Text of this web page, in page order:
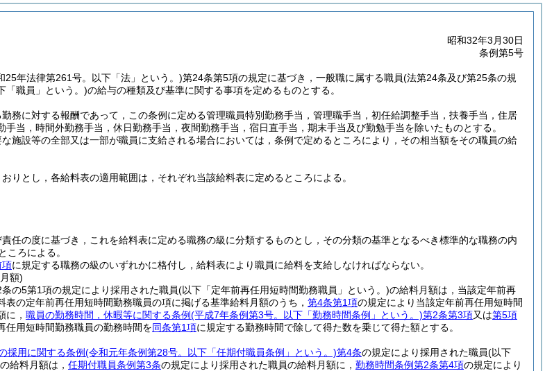
昭和32年3月30日
条例第5号
25年法律第261号。以下「法」という。)第24条第5項の規定に基づき，一般職に属する職員(法第24条及び第25条の規
「職員」という。)の給与の種類及び基準に関する事項を定めるものとする。
務に対する報酬であって，この条例に定める管理職員特別勤務手当，管理職手当，初任給調整手当，扶養手当，住居
当，時間外勤務手当，休日勤務手当，夜間勤務手当，宿日直手当，期末手当及び勤勉手当を除いたものとする。
施設等の全部又は一部が職員に支給される場合においては，条例で定めるところにより，その相当額をその職員の給
りとし，各給料表の適用範囲は，それぞれ当該給料表に定めるところによる。
任の度に基づき，これを給料表に定める職務の級に分類するものとし，その分類の基準となるべき標準的な職務の内
ころによる。
項に規定する職務の級のいずれかに格付し，給料表により職員に給料を支給しなければならない。
額)
の5第1項の規定により採用された職員(以下「定年前再任用短時間勤務職員」という。)の給料月額は，当該定年前再
の定年前再任用短時間勤務職員の項に掲げる基準給料月額のうち， 第4条第1項の規定により当該定年前再任用短時間
に， 職員の勤務時間，休暇等に関する条例(平成7年条例第3号。以下「勤務時間条例」という。)第2条第3項又は第5項
任用短時間勤務職員の勤務時間を同条第1項に規定する勤務時間で除して得た数を乗じて得た額とする。
採用に関する条例(令和元年条例第28号。以下「任期付職員条例」という。)第4条の規定により採用された職員(以下
の給料月額は， 任期付職員条例第3条の規定により採用された職員の給料月額に， 勤務時間条例第2条第4項の規定により